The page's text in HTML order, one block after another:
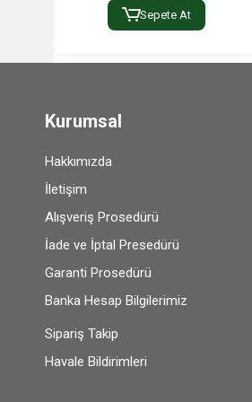
Sepete At
Kurumsal
Hakkımızda
İletişim
Alışveriş Prosedürü
İade ve İptal Presedürü
Garanti Prosedürü
Banka Hesap Bilgilerimiz
Sipariş Takip
Havale Bildirimleri